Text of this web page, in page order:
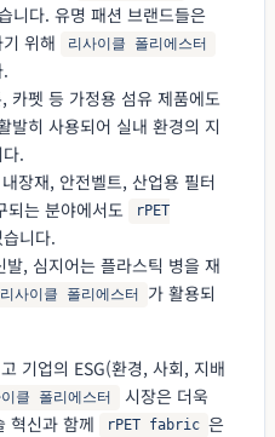
니다. 유명 패션 브랜드들은
위해
리사이클 폴리에스터
카펫 등 가정용 섬유 제품에도
발히 사용되어 실내 환경의 지
.
장재, 안전벨트, 산업용 필터
되는 분야에서도
rPET
니다.
발, 심지어는 플라스틱 병을 재
리사이클 폴리에스터
가 활용되
기업의 ESG(환경, 사회, 지배
클 폴리에스터
시장은 더욱
혁신과 함께
rPET fabric 은